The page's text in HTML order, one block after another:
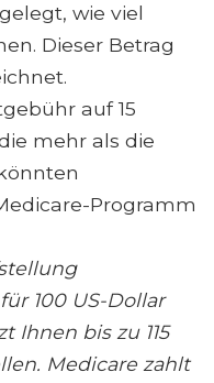
wie viel
Dieser Betrag
auf 15
mehr als die
Programm
100 US-Dollar
Ihnen bis zu 115
Medicare zahlt